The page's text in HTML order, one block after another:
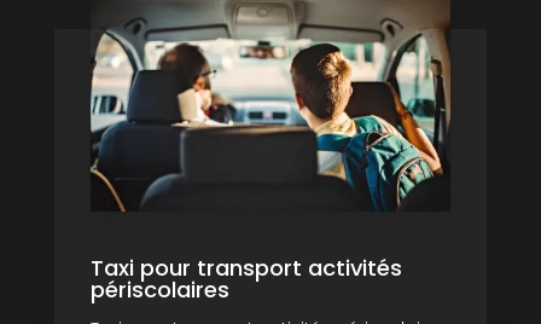
Taxi pour transport activités
périscolaires